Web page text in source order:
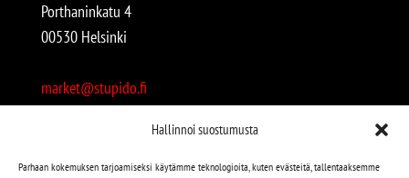
Hallinnoi suostumusta
Parhaan kokemuksen tarjoamiseksi käytämme teknologioita, kuten evästeitä, tallentaaksemme
Porthaninkatu 4
00530 Helsinki
market@stupido.fi
Avoinna: